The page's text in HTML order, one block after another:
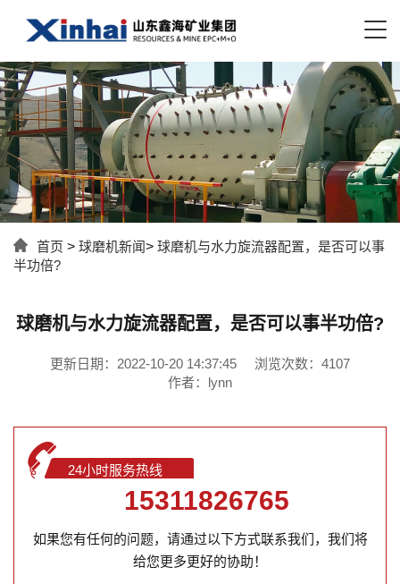
首页 > 球磨机新闻> 球磨机与水力旋流器配置，是否可以事
半功倍?
球磨机与水力旋流器配置，是否可以事半功倍?
更新日期：2022-10-20 14:37:45
浏览次数：4107
作者：lynn
24小时服务热线
15311826765
如果您有任何的问题，请通过以下方式联系我们，我们将
给您更多更好的协助！